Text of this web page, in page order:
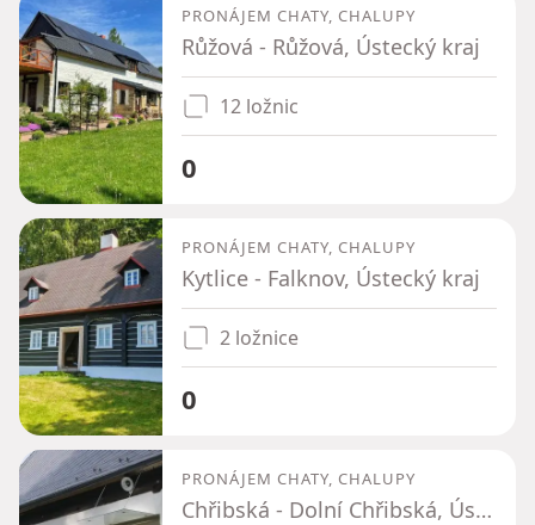
PRONÁJEM CHATY, CHALUPY
Růžová - Růžová, Ústecký kraj
12 ložnic
0
PRONÁJEM CHATY, CHALUPY
Kytlice - Falknov, Ústecký kraj
2 ložnice
0
PRONÁJEM CHATY, CHALUPY
Chřibská - Dolní Chřibská, Ústecký kraj